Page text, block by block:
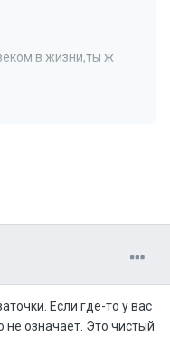
в жизни,ты ж
Если где-то у вас
не означает. Это чистый